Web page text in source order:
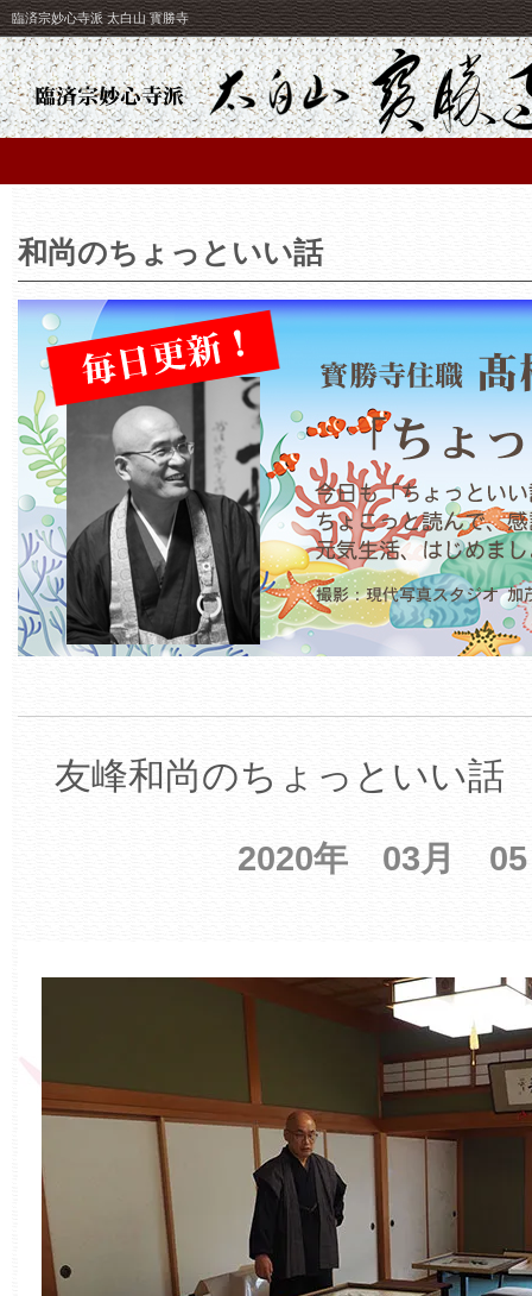
臨済宗妙心寺派 太白山 寳勝寺
和尚のちょっといい話
友峰和尚のちょっといい話
2020年 03月